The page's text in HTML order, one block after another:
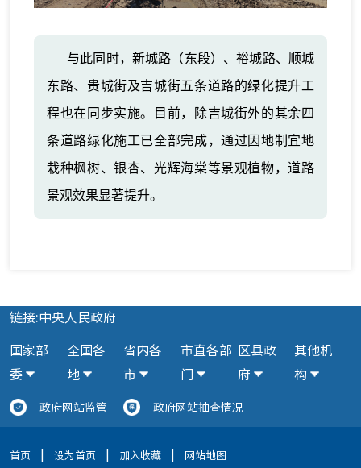
与此同时，新城路（东段）、裕城路、顺城
东路、贵城街及吉城街五条道路的绿化提升工
程也在同步实施。目前，除吉城街外的其余四
条道路绿化施工已全部完成，通过因地制宜地
栽种枫树、银杏、光辉海棠等景观植物，道路
景观效果显著提升。
链接:中央人民政府
国家部
委
全国各
地
省内各
市
市直各部
门
区县政
府
其他机
构
政府网站监管 政府网站抽查情况
首页 | 设为首页 | 加入收藏 | 网站地图